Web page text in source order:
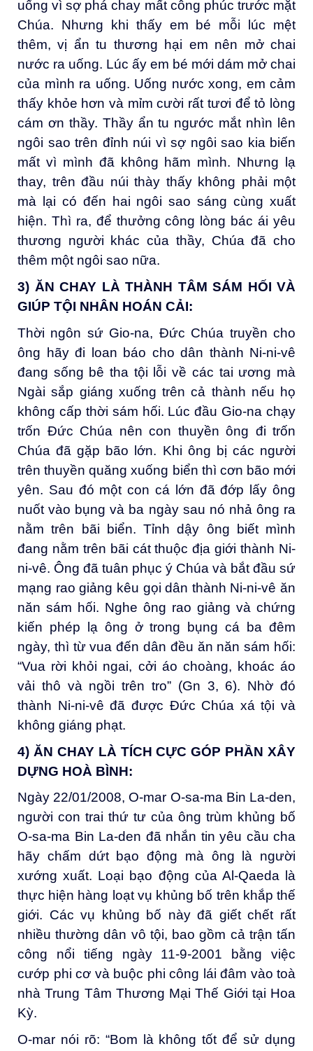
uống vì sợ phá chay mất công phúc trước mặt
Chúa. Nhưng khi thấy em bé mỗi lúc mệt
thêm, vị ẩn tu thương hại em nên mở chai
nước ra uống. Lúc ấy em bé mới dám mở chai
của mình ra uống. Uống nước xong, em cảm
thấy khỏe hơn và mỉm cười rất tươi để tỏ lòng
cám ơn thầy. Thầy ẩn tu ngước mắt nhìn lên
ngôi sao trên đỉnh núi vì sợ ngôi sao kia biến
mất vì mình đã không hãm mình. Nhưng lạ
thay, trên đầu núi thày thấy không phải một
mà lại có đến hai ngôi sao sáng cùng xuất
hiện. Thì ra, để thưởng công lòng bác ái yêu
thương người khác của thầy, Chúa đã cho
thêm một ngôi sao nữa.
3) ĂN CHAY LÀ THÀNH TÂM SÁM HỐI VÀ
GIÚP TỘI NHÂN HOÁN CẢI:
Thời ngôn sứ Gio-na, Đức Chúa truyền cho
ông hãy đi loan báo cho dân thành Ni-ni-vê
đang sống bê tha tội lỗi về các tai ương mà
Ngài sắp giáng xuống trên cả thành nếu họ
không cấp thời sám hối. Lúc đầu Gio-na chạy
trốn Đức Chúa nên con thuyền ông đi trốn
Chúa đã gặp bão lớn. Khi ông bị các người
trên thuyền quăng xuống biển thì cơn bão mới
yên. Sau đó một con cá lớn đã đớp lấy ông
nuốt vào bụng và ba ngày sau nó nhả ông ra
nằm trên bãi biển. Tỉnh dậy ông biết mình
đang nằm trên bãi cát thuộc địa giới thành Ni-
ni-vê. Ông đã tuân phục ý Chúa và bắt đầu sứ
mạng rao giảng kêu gọi dân thành Ni-ni-vê ăn
năn sám hối. Nghe ông rao giảng và chứng
kiến phép lạ ông ở trong bụng cá ba đêm
ngày, thì từ vua đến dân đều ăn năn sám hối:
“Vua rời khỏi ngai, cởi áo choàng, khoác áo
vải thô và ngồi trên tro” (Gn 3, 6). Nhờ đó
thành Ni-ni-vê đã được Đức Chúa xá tội và
không giáng phạt.
4) ĂN CHAY LÀ TÍCH CỰC GÓP PHẦN XÂY
DỰNG HOÀ BÌNH:
Ngày 22/01/2008, O-mar O-sa-ma Bin La-den,
người con trai thứ tư của ông trùm khủng bố
O-sa-ma Bin La-den đã nhắn tin yêu cầu cha
hãy chấm dứt bạo động mà ông là người
xướng xuất. Loại bạo động của Al-Qaeda là
thực hiện hàng loạt vụ khủng bố trên khắp thế
giới. Các vụ khủng bố này đã giết chết rất
nhiều thường dân vô tội, bao gồm cả trận tấn
công nổi tiếng ngày 11-9-2001 bằng việc
cướp phi cơ và buộc phi công lái đâm vào toà
nhà Trung Tâm Thương Mại Thế Giới tại Hoa
Kỳ.
O-mar nói rõ: “Bom là không tốt để sử dụng